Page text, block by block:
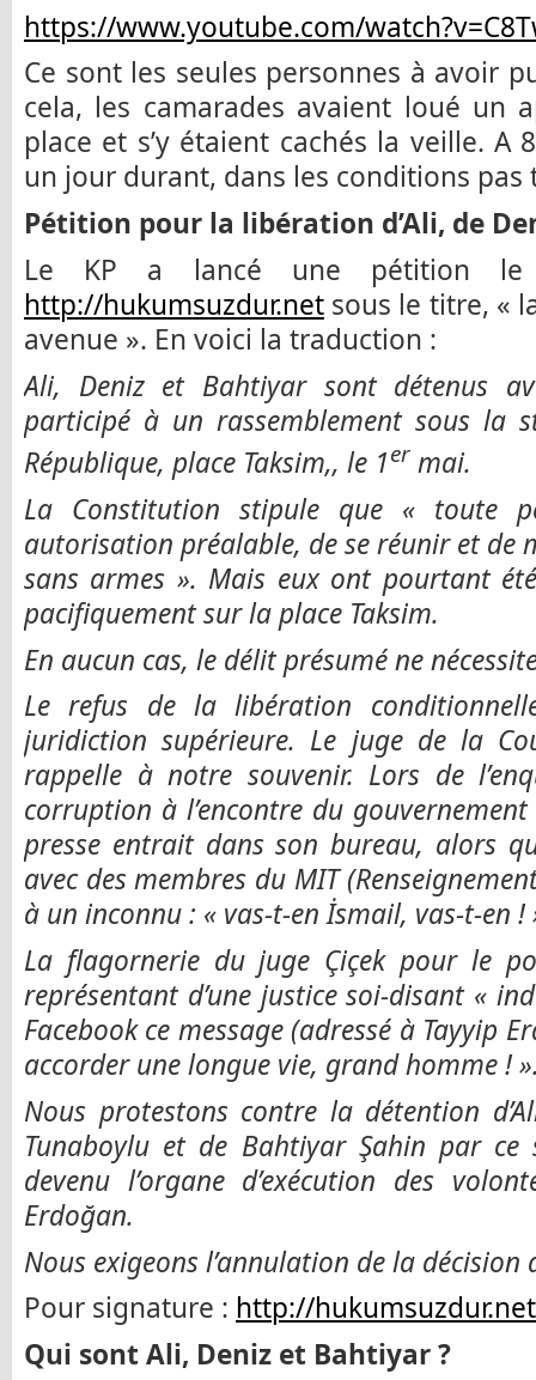
https://www.youtube.com/
Ce sont les seules personnes à avoir
cela, les camarades avaient loué un
place et s’y étaient cachés la veille. A
un jour durant, dans les conditions
Pétition pour la libération d’Ali, de
Le KP a lancé une pétition
http://hukumsuzdur.net sous le titre, «
avenue ». En voici la traduction :
Ali, Deniz et Bahtiyar sont détenus
participé à un rassemblement sous la
République, place Taksim,, le 1er mai.
La Constitution stipule que « toute
autorisation préalable, de se réunir et de
sans armes ». Mais eux ont pourtant
pacifiquement sur la place Taksim.
En aucun cas, le délit présumé ne
Le refus de la libération
juridiction supérieure. Le juge de la
rappelle à notre souvenir. Lors de
corruption à l’encontre du
presse entrait dans son bureau, alors
avec des membres du MIT
à un inconnu : « vas-t-en İsmail, vas-t-en !
La flagornerie du juge Çiçek pour le
représentant d’une justice soi-disant «
Facebook ce message (adressé à Tayyip
accorder une longue vie, grand homme !
Nous protestons contre la détention
Tunaboylu et de Bahtiyar Şahin par ce
devenu l’organe d’exécution des
Erdoğan.
Nous exigeons l’annulation de la décision
Pour signature : http://hukumsuzdur.net
Qui sont Ali, Deniz et Bahtiyar ?